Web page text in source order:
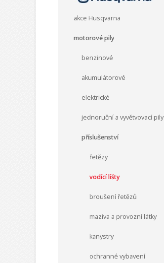
akce Husqvarna
motorové pily
benzinové
akumulátorové
elektrické
jednoruční a vyvětvovací pily
příslušenství
řetězy
vodící lišty
broušení řetězů
maziva a provozní látky
kanystry
ochranné vybavení